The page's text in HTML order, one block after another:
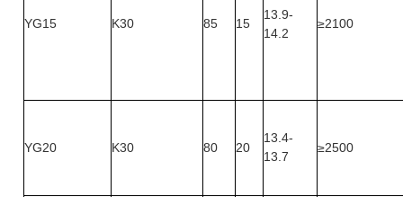
YG15 K30 85 15
13.9-
14.2
≥2100
YG20 K30 80 20
13.4-
13.7
≥2500